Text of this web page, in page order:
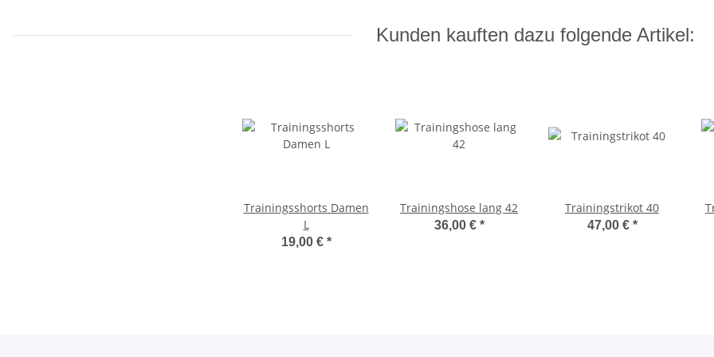
Kunden kauften dazu folgende Artikel:
Trainingsshorts Damen
L
19,00 € *
Trainingshose lang 42
36,00 € *
Trainingstrikot 40
47,00 € *